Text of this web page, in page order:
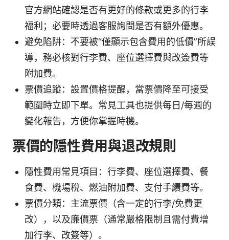
官方網站確認是否有更好的條款或更多的行李
福利；必要時透過客服詢問是否有額外優惠。
避免陷阱：不要被“僅顯示包含費用的低價”所誤
導，務必核對行李費、座位選擇費與改簽費等
附加費。
票價追蹤：設置價格提醒，當票價降至可接受
範圍時立即下單。常見工具也提供每日/每週的
變化報告，方便你掌握時機。
票價的隱性費用與退改規則
隱性費用常見項目：行李費、座位選擇費、餐
食費、機場稅、燃油附加費、支付手續費等。
票價分類：主流票價（含一定的行李/免費更
改），以及廉價票（通常嚴格限制且需付費增
加行李、改簽等）。